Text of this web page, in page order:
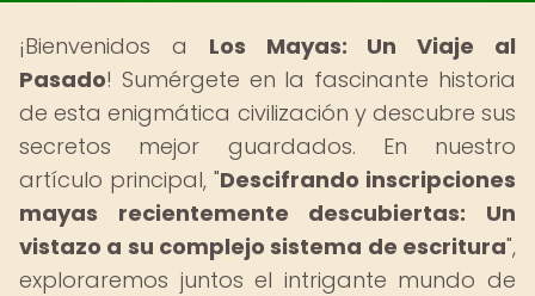
¡Bienvenidos a Los Mayas: Un Viaje al
Pasado! Sumérgete en la fascinante historia
de esta enigmática civilización y descubre sus
secretos mejor guardados. En nuestro
artículo principal, "Descifrando inscripciones
mayas recientemente descubiertas: Un
vistazo a su complejo sistema de escritura",
exploraremos juntos el intrigante mundo de